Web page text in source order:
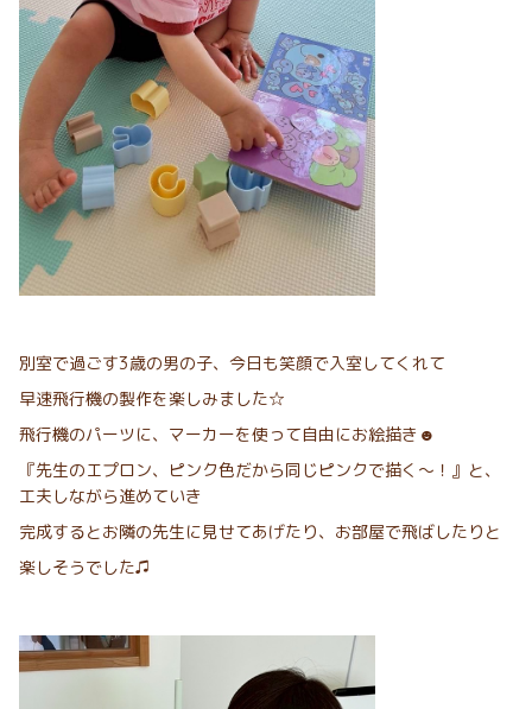
別室で過ごす3歳の男の子、今日も笑顔で入室してくれて
早速飛行機の製作を楽しみました☆
飛行機のパーツに、マーカーを使って自由にお絵描き☻
『先生のエプロン、ピンク色だから同じピンクで描く～！』と、
工夫しながら進めていき
完成するとお隣の先生に見せてあげたり、お部屋で飛ばしたりと
楽しそうでした♫